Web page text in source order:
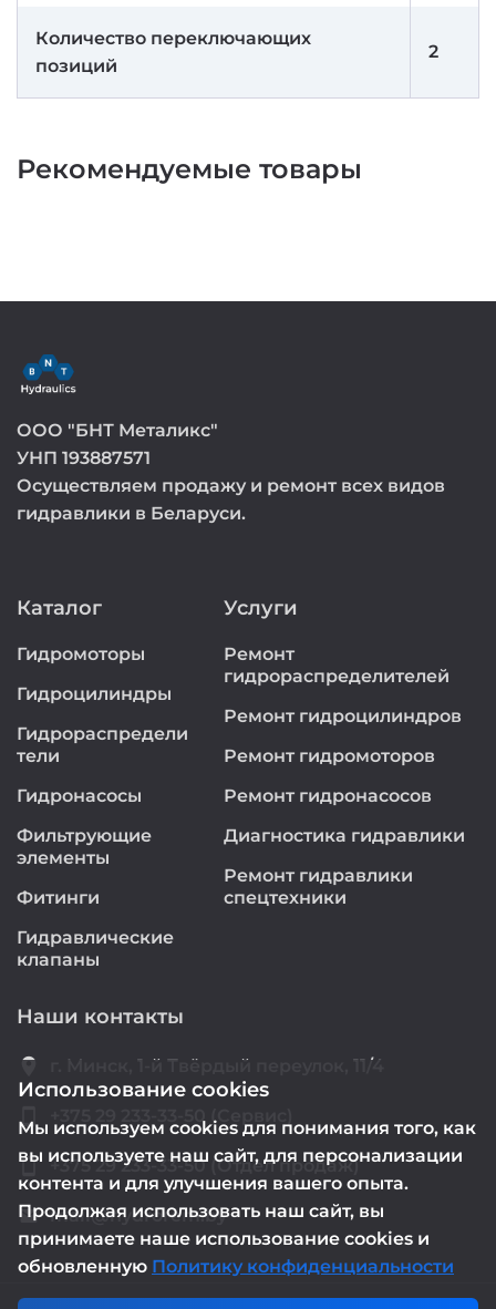
Количество переключающих
позиций
2
Рекомендуемые товары
ООО "БНТ Металикс"
УНП 193887571
Осуществляем продажу и ремонт всех видов
гидравлики в Беларуси.
Каталог
Гидромоторы
Гидроцилиндры
Гидрораспредели
тели
Гидронасосы
Фильтрующие
элементы
Фитинги
Гидравлические
клапаны
Услуги
Ремонт
гидрораспределителей
Ремонт гидроцилиндров
Ремонт гидромоторов
Ремонт гидронасосов
Диагностика гидравлики
Ремонт гидравлики
спецтехники
Наши контакты
location_on г. Минск, 1-й Твёрдый переулок, 11/4
smartphone +375 29 233-33-50 (Сервис)
smartphone +375 29 233-33-50 (Отдел продаж)
email mail@hydrorem.by
Использование cookies
Мы используем cookies для понимания того, как
вы используете наш сайт, для персонализации
контента и для улучшения вашего опыта.
Продолжая использовать наш сайт, вы
принимаете наше использование cookies и
обновленную Политику конфиденциальности